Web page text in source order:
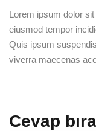
Lorem ipsum dolor
eiusmod tempor
Quis ipsum
viverra maecenas
Cevap